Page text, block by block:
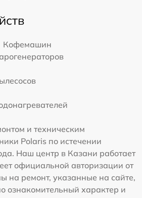
Кофемашин
и техническим
Polaris по истечении
Наш центр в Казани работает
официальной авторизации от
на ремонт, указанные на сайте,
ознакомительный характер и